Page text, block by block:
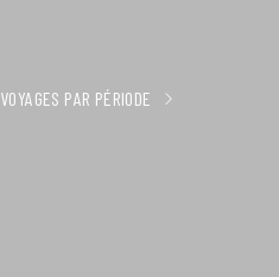
VOYAGES PAR PÉRIODE